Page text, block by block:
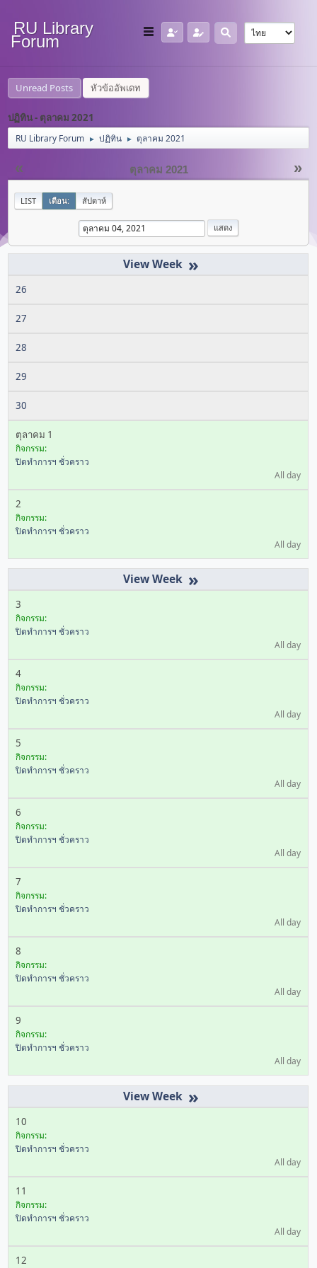
RU Library
Forum
Unread Posts หัวข้ออัพเดท
ปฏิทิน - ตุลาคม 2021
RU Library Forum ► ปฏิทิน ► ตุลาคม 2021
« »
ตุลาคม 2021
LIST เดือน: สัปดาห์
»
26
27
28
29
30
ตุลาคม 1
กิจกรรม:
ปิดทำการฯ ชั่วคราว
All day
2
กิจกรรม:
ปิดทำการฯ ชั่วคราว
All day
»
3
กิจกรรม:
ปิดทำการฯ ชั่วคราว
All day
4
กิจกรรม:
ปิดทำการฯ ชั่วคราว
All day
5
กิจกรรม:
ปิดทำการฯ ชั่วคราว
All day
6
กิจกรรม:
ปิดทำการฯ ชั่วคราว
All day
7
กิจกรรม:
ปิดทำการฯ ชั่วคราว
All day
8
กิจกรรม:
ปิดทำการฯ ชั่วคราว
All day
9
กิจกรรม:
ปิดทำการฯ ชั่วคราว
All day
»
10
กิจกรรม:
ปิดทำการฯ ชั่วคราว
All day
11
กิจกรรม:
ปิดทำการฯ ชั่วคราว
All day
12